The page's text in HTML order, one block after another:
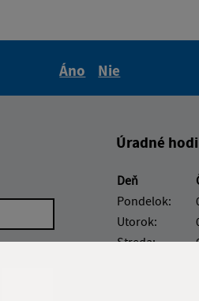
Áno
Nie
Úradné
Deň
Pondelok:
Utorok:
Streda: